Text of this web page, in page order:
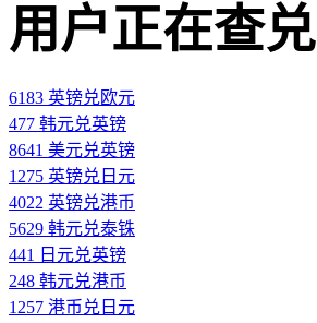
用户正在查兑
6183 英镑兑欧元
477 韩元兑英镑
8641 美元兑英镑
1275 英镑兑日元
4022 英镑兑港币
5629 韩元兑泰铢
441 日元兑英镑
248 韩元兑港币
1257 港币兑日元